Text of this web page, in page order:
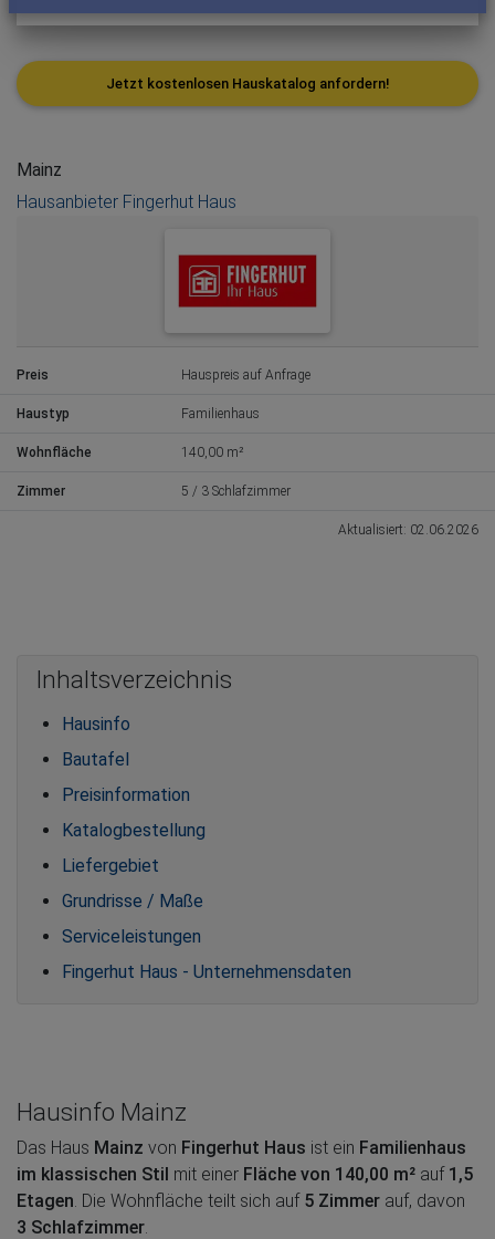
Mainz
Hausanbieter Fingerhut Haus
Preis Hauspreis auf Anfrage
Haustyp Familienhaus
Wohnfläche 140,00 m²
Zimmer 5 / 3 Schlafzimmer
Aktualisiert: 02.06.2026
Jetzt kostenlosen Hauskatalog anfordern!
Inhaltsverzeichnis
Hausinfo
Bautafel
Preisinformation
Katalogbestellung
Liefergebiet
Grundrisse / Maße
Serviceleistungen
Fingerhut Haus - Unternehmensdaten
Hausinfo Mainz
Das Haus Mainz von Fingerhut Haus ist ein Familienhaus
im klassischen Stil mit einer Fläche von 140,00 m² auf 1,5
Etagen . Die Wohnfläche teilt sich auf 5 Zimmer auf, davon
3 Schlafzimmer